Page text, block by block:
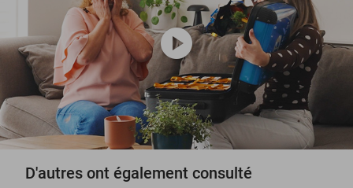
play_circle
D'autres ont également consulté